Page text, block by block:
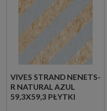
VIVES STRAND NENETS-
R NATURAL AZUL
59,3X59,3 PŁYTKI